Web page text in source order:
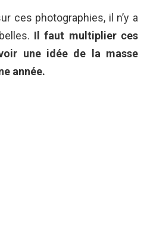
ces photographies, il n’y a
Il faut multiplier ces
une idée de la masse
année.